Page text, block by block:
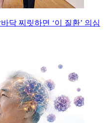
닥 찌릿하면 ‘이 질환’ 의심